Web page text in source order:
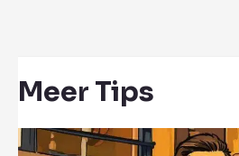
Meer Tips